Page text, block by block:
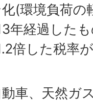
化(環境負荷
年経過した
倍した税率
動車、天然ガ